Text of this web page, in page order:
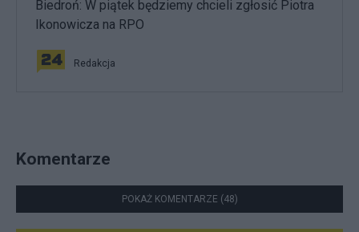
Biedroń: W piątek będziemy chcieli zgłosić Piotra
Ikonowicza na RPO
Redakcja
Komentarze
POKAŻ KOMENTARZE (48)